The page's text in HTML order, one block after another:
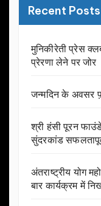
Recent Posts
मुनिकीरेती प्रेस
प्रेरणा लेने पर जोर
जन्मदिन के अवसर
श्री हंसी पूरन
सुंदरकांड
अंतराष्ट्रीय योग
बार कार्यक्रम में